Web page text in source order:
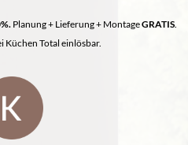
Planung + Lieferung + MontageGRATIS.
Küchen Total einlösbar.